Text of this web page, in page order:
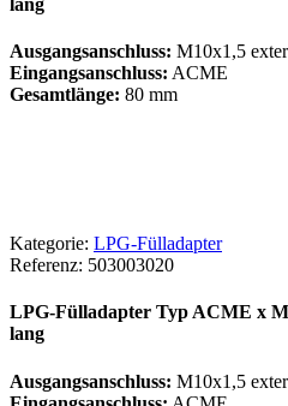
Ausgangsanschluss: M10x1,5
Eingangsanschluss: ACME
Gesamtlänge: 80 mm
Kategorie: LPG-Fülladapter
Referenz: 503003020
LPG-Fülladapter Typ ACME x
lang
Ausgangsanschluss: M10x1,5